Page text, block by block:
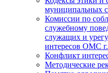
муниципальных
Комиссии по
служебному
служащих и
интересов ОМС
Конфликт
Методические